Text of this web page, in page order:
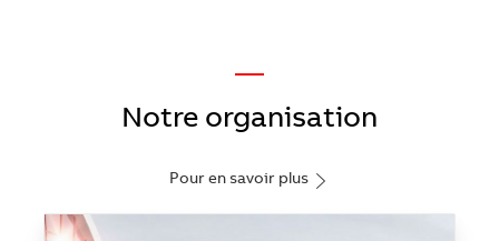
—
Notre organisation
Pour en savoir plus